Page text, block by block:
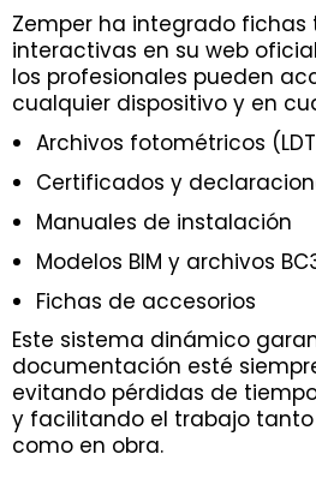
Zemper ha integrado fichas
interactivas en su web
los profesionales pueden
cualquier dispositivo y en
Archivos fotométricos
Certificados y
Manuales de instalación
Modelos BIM y archivos
Fichas de accesorios
Este sistema dinámico
documentación esté
evitando pérdidas de
y facilitando el trabajo
como en obra.